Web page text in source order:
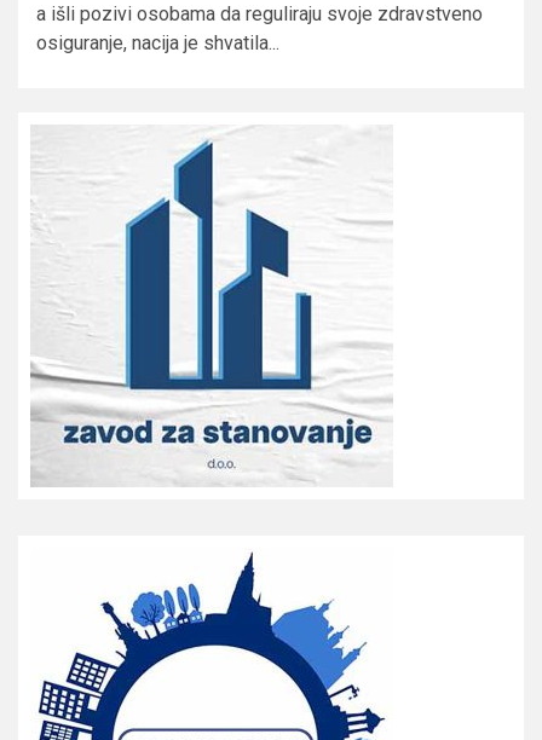
a išli pozivi osobama da reguliraju svoje zdravstveno
osiguranje, nacija je shvatila...